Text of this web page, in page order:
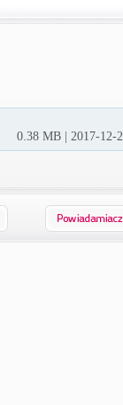
0.38 MB | 2017-12-